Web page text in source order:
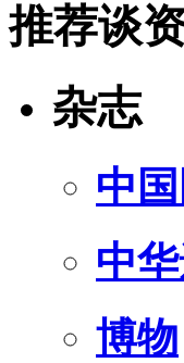
推荐谈
杂志
中
中
博物